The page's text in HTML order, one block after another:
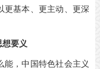
更基本、更主动、更深
想要义
能，中国特色社会主义